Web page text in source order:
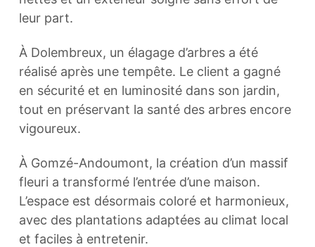
leur part.
À Dolembreux, un élagage d’arbres a été
réalisé après une tempête. Le client a gagné
en sécurité et en luminosité dans son jardin,
tout en préservant la santé des arbres encore
vigoureux.
À Gomzé-Andoumont, la création d’un massif
fleuri a transformé l’entrée d’une maison.
L’espace est désormais coloré et harmonieux,
avec des plantations adaptées au climat local
et faciles à entretenir.